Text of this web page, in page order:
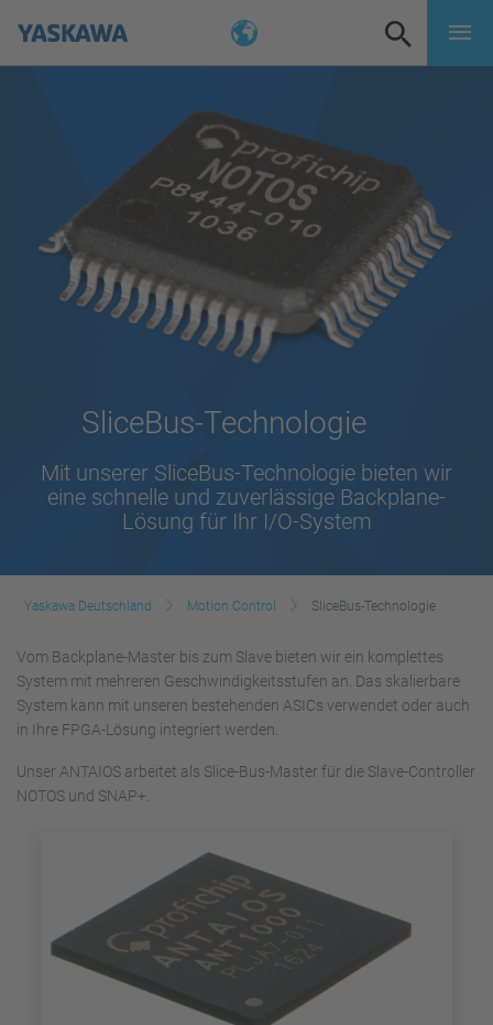
SliceBus-Technologie
Mit unserer SliceBus-Technologie bieten wir
eine schnelle und zuverlässige Backplane-
Lösung für Ihr I/O-System
Yaskawa Deutschland Motion Control SliceBus-Technologie
Vom Backplane-Master bis zum Slave bieten wir ein komplettes
System mit mehreren Geschwindigkeitsstufen an. Das skalierbare
System kann mit unseren bestehenden ASICs verwendet oder auch
in Ihre FPGA-Lösung integriert werden.
Unser ANTAIOS arbeitet als Slice-Bus-Master für die Slave-Controller
NOTOS und SNAP+.